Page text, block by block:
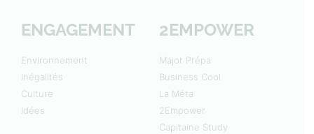
ENGAGEMENT
Environnement
Inégalités
Culture
Idées
2EMPOWER
Major Prépa
Business Cool
La Méta
2Empower
Capitaine Study